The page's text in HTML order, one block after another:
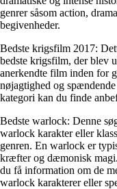
genrer såsom action,
begivenheder.
Bedste krigsfilm 2017:
bedste krigsfilm, der blev
anerkendte film inden for
nøjagtighed og
kategori kan du finde
Bedste warlock: Denne
warlock karakter eller
genren. En warlock er
kræfter og dæmonisk
du få information om de
warlock karakterer eller